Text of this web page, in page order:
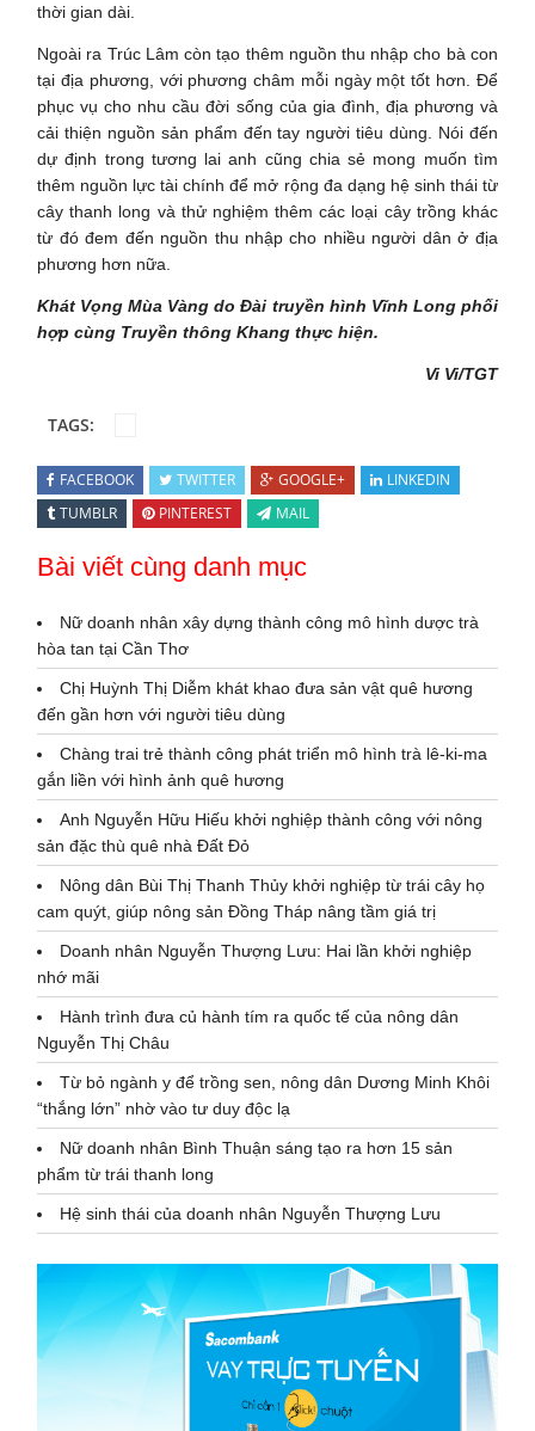
thời gian dài.
Ngoài ra Trúc Lâm còn tạo thêm nguồn thu nhập cho bà con
tại địa phương, với phương châm mỗi ngày một tốt hơn. Để
phục vụ cho nhu cầu đời sống của gia đình, địa phương và
cải thiện nguồn sản phẩm đến tay người tiêu dùng. Nói đến
dự định trong tương lai anh cũng chia sẻ mong muốn tìm
thêm nguồn lực tài chính để mở rộng đa dạng hệ sinh thái từ
cây thanh long và thử nghiệm thêm các loại cây trồng khác
từ đó đem đến nguồn thu nhập cho nhiều người dân ở địa
phương hơn nữa.
Khát Vọng Mùa Vàng do Đài truyền hình Vĩnh Long phối
hợp cùng Truyền thông Khang thực hiện.
Vi Vi/TGT
TAGS:
FACEBOOK TWITTER GOOGLE+
LINKEDIN
TUMBLR
PINTEREST MAIL
Bài viết cùng danh mục
Nữ doanh nhân xây dựng thành công mô hình dược trà
hòa tan tại Cần Thơ
Chị Huỳnh Thị Diễm khát khao đưa sản vật quê hương
đến gần hơn với người tiêu dùng
Chàng trai trẻ thành công phát triển mô hình trà lê-ki-ma
gắn liền với hình ảnh quê hương
Anh Nguyễn Hữu Hiếu khởi nghiệp thành công với nông
sản đặc thù quê nhà Đất Đỏ
Nông dân Bùi Thị Thanh Thủy khởi nghiệp từ trái cây họ
cam quýt, giúp nông sản Đồng Tháp nâng tầm giá trị
Doanh nhân Nguyễn Thượng Lưu: Hai lần khởi nghiệp
nhớ mãi
Hành trình đưa củ hành tím ra quốc tế của nông dân
Nguyễn Thị Châu
Từ bỏ ngành y để trồng sen, nông dân Dương Minh Khôi
“thắng lớn” nhờ vào tư duy độc lạ
Nữ doanh nhân Bình Thuận sáng tạo ra hơn 15 sản
phẩm từ trái thanh long
Hệ sinh thái của doanh nhân Nguyễn Thượng Lưu